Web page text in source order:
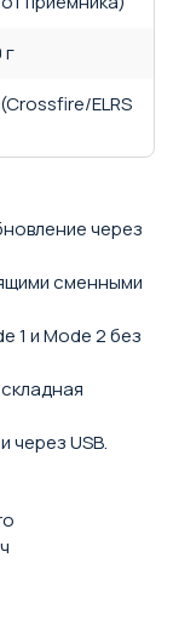
г
ELRS
через
сменными
1 и Mode 2 без
через USB.